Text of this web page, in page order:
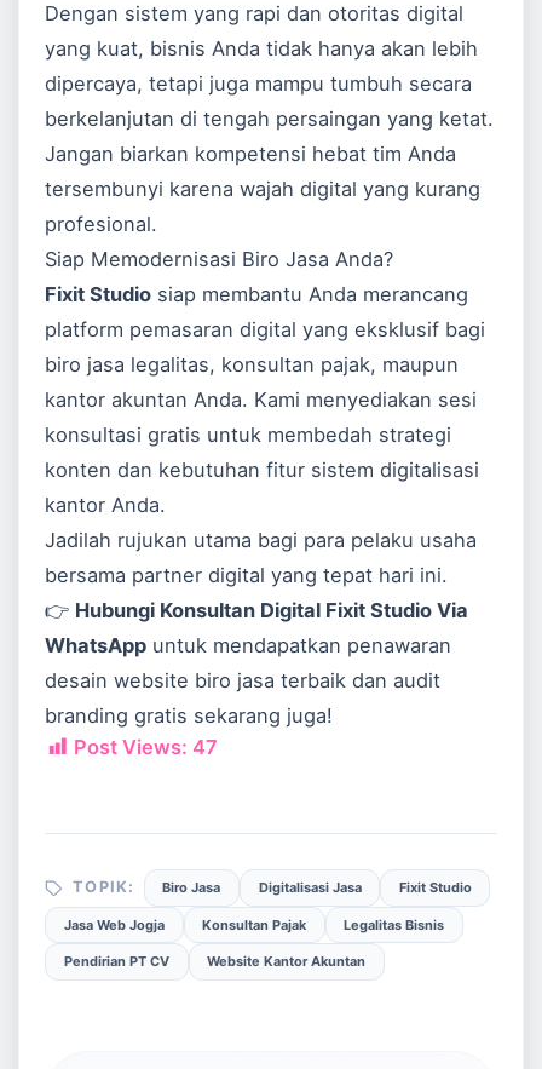
Dengan sistem yang rapi dan otoritas digital
yang kuat, bisnis Anda tidak hanya akan lebih
dipercaya, tetapi juga mampu tumbuh secara
berkelanjutan di tengah persaingan yang ketat.
Jangan biarkan kompetensi hebat tim Anda
tersembunyi karena wajah digital yang kurang
profesional.
Siap Memodernisasi Biro Jasa Anda?
Fixit Studio siap membantu Anda merancang
platform pemasaran digital yang eksklusif bagi
biro jasa legalitas, konsultan pajak, maupun
kantor akuntan Anda. Kami menyediakan sesi
konsultasi gratis untuk membedah strategi
konten dan kebutuhan fitur sistem digitalisasi
kantor Anda.
Jadilah rujukan utama bagi para pelaku usaha
bersama partner digital yang tepat hari ini.
👉 Hubungi Konsultan Digital Fixit Studio Via
WhatsApp untuk mendapatkan penawaran
desain website biro jasa terbaik dan audit
branding gratis sekarang juga!
Post Views: 47
TOPIK: Biro Jasa Digitalisasi Jasa Fixit Studio
Jasa Web Jogja Konsultan Pajak Legalitas Bisnis
Pendirian PT CV Website Kantor Akuntan